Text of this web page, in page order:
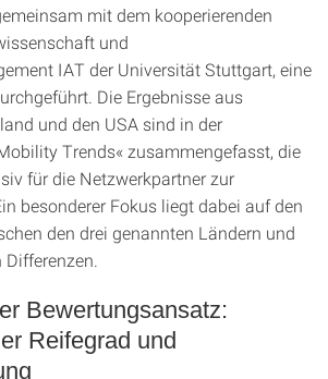
mit dem kooperierenden
und
IAT der Universität Stuttgart, eine
Die Ergebnisse aus
und den USA sind in der
Trends« zusammengefasst, die
für die Netzwerkpartner zur
besonderer Fokus liegt dabei auf den
den drei genannten Ländern und
Bewertungsansatz:
Reifegrad und